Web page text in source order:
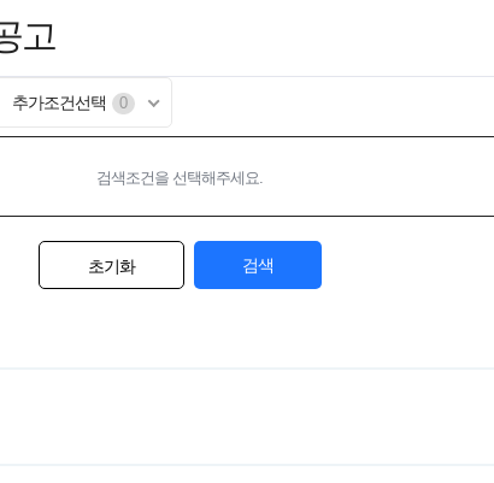
고
추가조건선택 0
검색조건을 선택해주세요.
초기화 검색